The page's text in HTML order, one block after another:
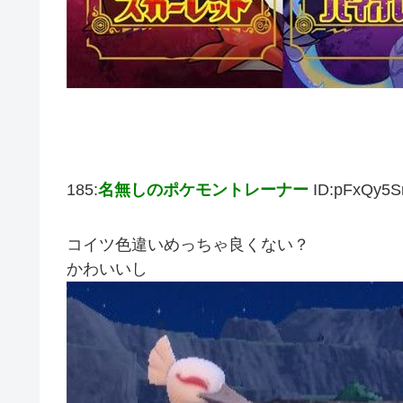
185:名無しのポケモントレーナー
コイツ色違いめっちゃ良くない？
かわいいし